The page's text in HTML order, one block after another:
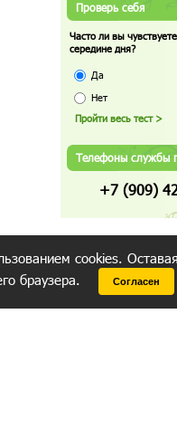
Проверь себя
Часто ли вы
середине дня?
Да
Нет
Телефоны службы
+7 (909)
cookies.
браузера. Согласен